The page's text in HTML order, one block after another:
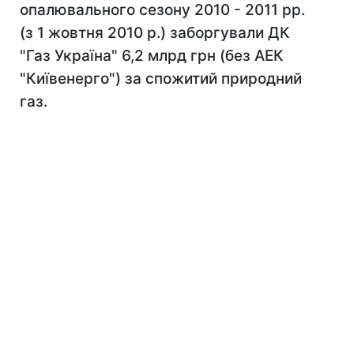
опалювального сезону 2010 - 2011 рр.
(з 1 жовтня 2010 р.) заборгували ДК
"Газ Україна" 6,2 млрд грн (без АЕК
"Київенерго") за спожитий природний
газ.